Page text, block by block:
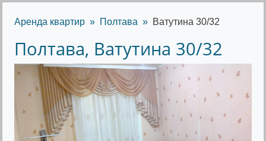
Аренда квартир Полтава Ватутина 30/32
Полтава, Ватутина 30/32